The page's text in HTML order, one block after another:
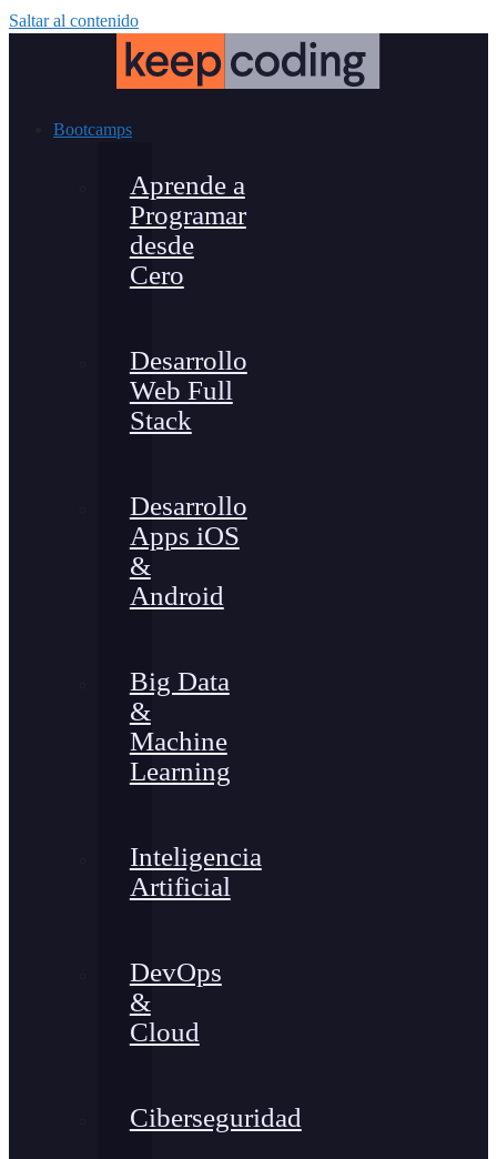
Saltar al contenido
Bootcamps
Aprende a
Programar
desde
Cero
Desarrollo
Web Full
Stack
Desarrollo
Apps iOS
&
Android
Big Data
&
Machine
Learning
Inteligencia
Artificial
DevOps
&
Cloud
Ciberseguridad